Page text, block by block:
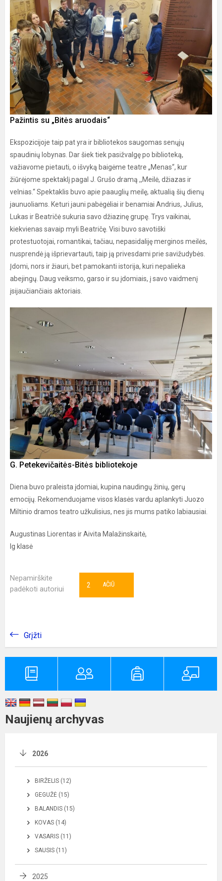
Pažintis su „Bitės aruodais“
Ekspozicijoje taip pat yra ir bibliotekos saugomas senųjų
spaudinių lobynas. Dar šiek tiek pasižvalgę po biblioteką,
važiavome pietauti, o išvyką baigėme teatre „Menas“, kur
žiūrėjome spektaklį pagal J. Grušo dramą ,,Meilė, džiazas ir
velnias.“ Spektaklis buvo apie paauglių meilę, aktualią šių dienų
jaunuoliams. Keturi jauni pabėgėliai ir benamiai Andrius, Julius,
Lukas ir Beatričė sukuria savo džiazinę grupę. Trys vaikinai,
kiekvienas savaip myli Beatričę. Visi buvo savotiški
protestuotojai, romantikai, tačiau, nepasidaliję merginos meilės,
nusprendė ją išprievartauti, taip ją privesdami prie savižudybės.
Įdomi, nors ir žiauri, bet pamokanti istorija, kuri nepalieka
abejingų. Daug veiksmo, garso ir su įdomiais, į savo vaidmenį
įsijaučiančiais aktoriais.
G. Petekevičaitės-Bitės bibliotekoje
Diena buvo praleista įdomiai, kupina naudingų žinių, gerų
emocijų. Rekomenduojame visos klasės vardu aplankyti Juozo
Miltinio dramos teatro užkulisius, nes jis mums patiko labiausiai.
Augustinas Liorentas ir Aivita Malažinskaitė,
Ig klasė
Nepamirškite
padėkoti autoriui
AČIŪ
2
Grįžti
Naujienų archyvas
2026
BIRŽELIS (12)
GEGUŽĖ (15)
BALANDIS (15)
KOVAS (14)
VASARIS (11)
SAUSIS (11)
2025